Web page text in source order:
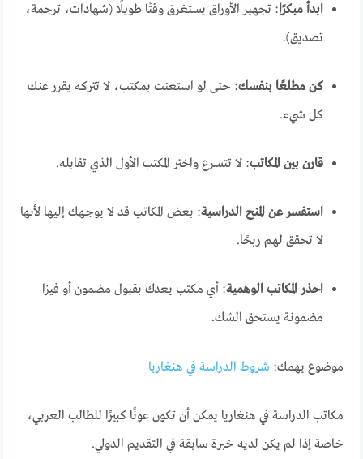
ابدأ مبكرًا: تجهيز الأوراق يستغرق وقتًا طويلًا (شهادات، ترجمة،
تصديق).
كن مطلعًا بنفسك: حتى لو استعنت بمكتب، لا تتركه يقرر عنك
كل شيء.
قارن بين المكاتب: لا تتسرع واختر المكتب الأول الذي تقابله.
استفسر عن المنح الدراسية: بعض المكاتب قد لا يوجهك إليها لأنها
لا تحقق لهم ربحًا.
احذر المكاتب الوهمية: أي مكتب يعدك بقبول مضمون أو فيزا
مضمونة يستحق الشك.
موضوع يهمك: شروط الدراسة في هنغاريا
مكاتب الدراسة في هنغاريا يمكن أن تكون عونًا كبيرًا للطالب العربي،
خاصة إذا لم يكن لديه خبرة سابقة في التقديم الدولي.